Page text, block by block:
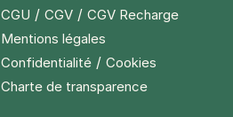
CGU / CGV/ CGV Recharge
Mentions légales
Confidentialité/ Cookies
Charte de transparence